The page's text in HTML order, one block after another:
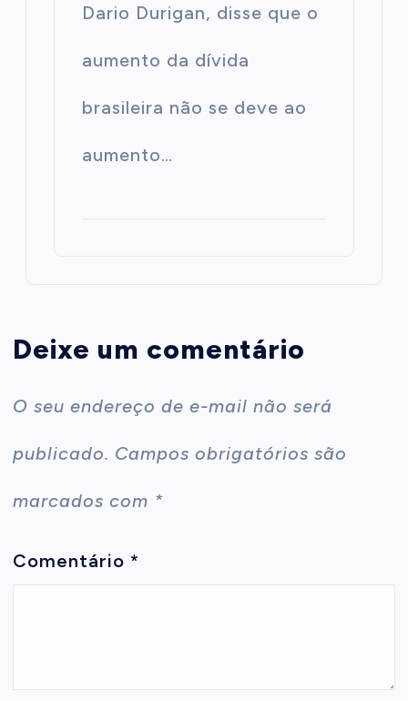
Dario Durigan, disse que o
aumento da dívida
brasileira não se deve ao
aumento…
Deixe um comentário
O seu endereço de e-mail não será
publicado. Campos obrigatórios são
marcados com *
Comentário *